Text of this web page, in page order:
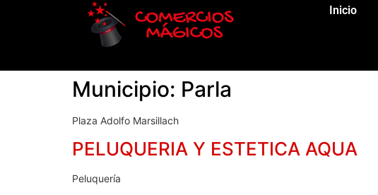
Inicio
Municipio: Parla
Plaza Adolfo Marsillach
PELUQUERIA Y ESTETICA AQUA
Peluquería